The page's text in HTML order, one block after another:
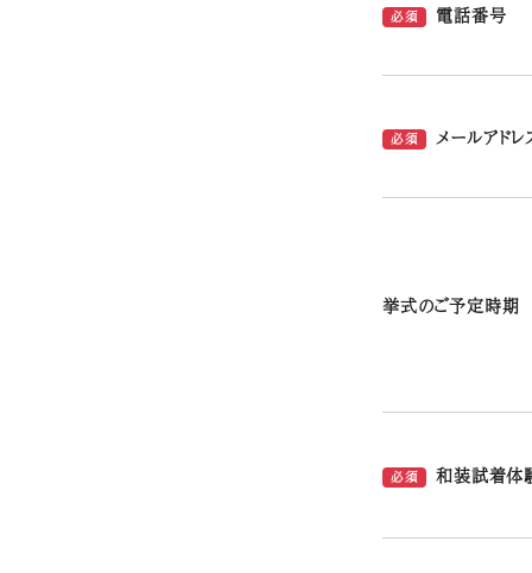
必須 電話番号
必須 メールアドレ
挙式のご予定時期
必須 和装試着体